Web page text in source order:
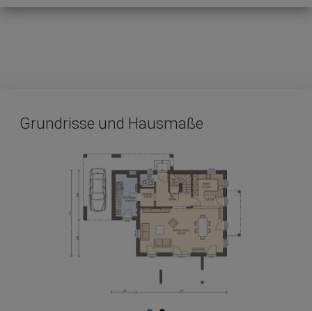
Grundrisse und Hausmaße